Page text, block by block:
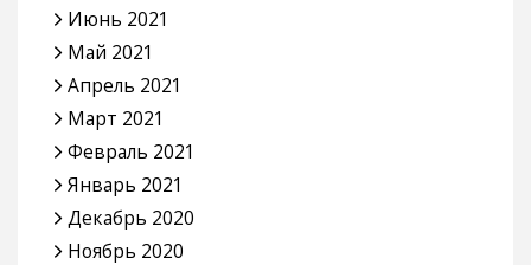
Июнь 2021
Май 2021
Апрель 2021
Март 2021
Февраль 2021
Январь 2021
Декабрь 2020
Ноябрь 2020